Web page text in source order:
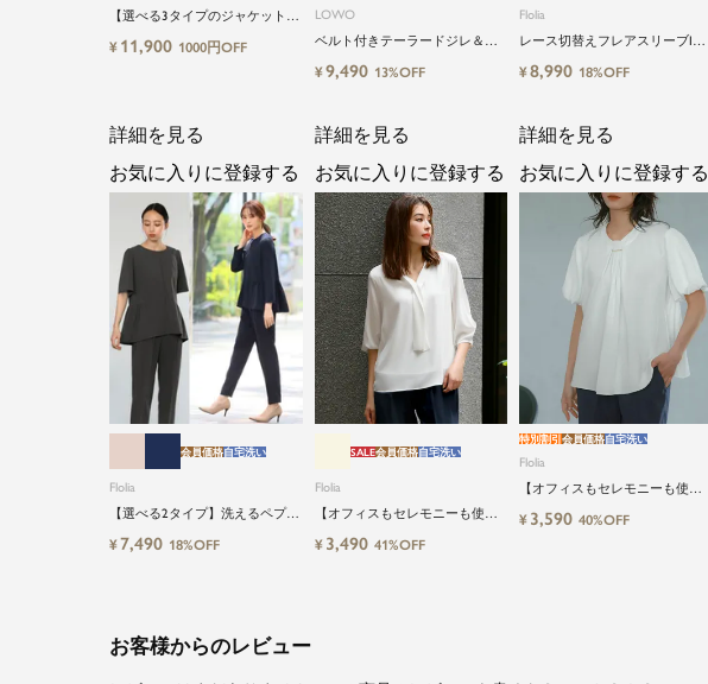
【選べる3タイプのジャケット＆
丈タイプ】洗える・ワンピース2
点セットアップセレモニースー
¥ 11,900 1000円OFF
LOWO
ベルト付きテーラードジレ＆シ
アーインナーブラウス＆ロング
丈設計ワイドパンツ3点セットス
¥9,490 13%OFF
Flolia
レース切替えフレアスリーブIラ
インワンピース
¥8,990 18%OFF
Flolia
【選べる2タイプ】洗えるペプラ
ムブラウス＆テーパードパンツ
のセットアップセレモニースー
会員価格自宅洗い
¥7,490 18%OFF
詳細を見る
お気に入りに登録する
Flolia
【オフィスもセレモニーも使え
る】洗えるVネックボウタイ風シ
フォン七分袖ビジネスブラウス
SALE会員価格自宅洗い
¥ 3,490 41%OFF
詳細を見る
お気に入りに登録する
Flolia
【オフィスもセレモニーも使え
る】洗えるパフスリーブボウタ
イ風ビジネスブラウス
特別割引 会員価格自宅洗い
¥ 3,590 40%OFF
詳細を見る
お気に入りに登録する
お客様からのレビュー